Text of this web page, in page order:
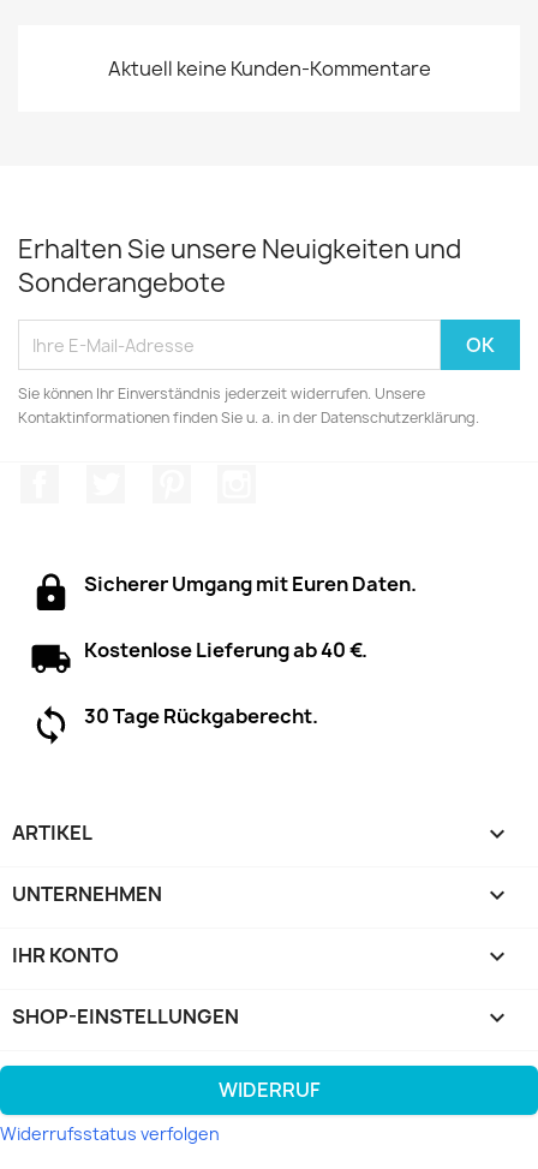
Aktuell keine Kunden-Kommentare
Erhalten Sie unsere Neuigkeiten und
Sonderangebote
Sie können Ihr Einverständnis jederzeit widerrufen. Unsere
Kontaktinformationen finden Sie u. a. in der Datenschutzerklärung.
Sicherer Umgang mit Euren Daten.
Kostenlose Lieferung ab 40 €.
30 Tage Rückgaberecht.
ARTIKEL 
UNTERNEHMEN 
IHR KONTO 
SHOP-EINSTELLUNGEN keyboard_arrow_down
WIDERRUF
Widerrufsstatus verfolgen